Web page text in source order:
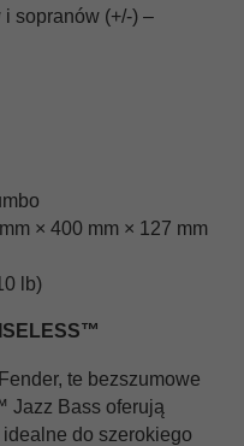
sopranów (+/-) –
× 400 mm × 127 mm
lb)
te bezszumowe
Jazz Bass oferują
do szerokiego